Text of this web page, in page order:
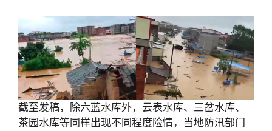
截至发稿，除六蓝水库外，云表水库、三岔水库、
茶园水库等同样出现不同程度险情，当地防汛部门